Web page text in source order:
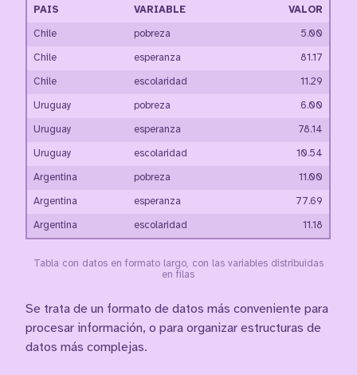
PAIS VARIABLE VALOR
Chile pobreza 5.00
Chile esperanza 81.17
Chile escolaridad 11.29
Uruguay pobreza 6.00
Uruguay esperanza 78.14
Uruguay escolaridad 10.54
Argentina pobreza 11.00
Argentina esperanza 77.69
Argentina escolaridad 11.18
Tabla con datos en formato largo, con las variables distribuidas
en filas
Se trata de un formato de datos más conveniente para
procesar información, o para organizar estructuras de
datos más complejas.